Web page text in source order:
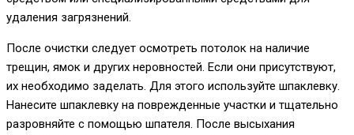
удаления загрязнений.
После очистки следует осмотреть потолок на наличие
трещин, ямок и других неровностей. Если они присутствуют,
их необходимо заделать. Для этого используйте шпаклевку.
Нанесите шпаклевку на поврежденные участки и тщательно
разровняйте с помощью шпателя. После высыхания